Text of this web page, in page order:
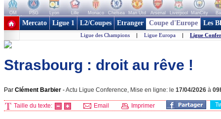
OM PSG Lyon Lille Monaco Chelsea Man Utd Arsenal Liverpool ManCity
+ de clubs
Mercato Ligue 1 L2/Coupes Etranger Coupe d'Europe Les
Ligue des Champions | Ligue Europa | Ligue
Strasbourg : droit au rêve !
Par Clément Barbier -Actu Ligue Conference, Mise en ligne: le 17/04/2026 à
Taille du texte: Email Imprimer